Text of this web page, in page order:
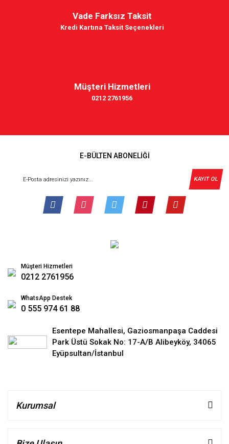
Vade Farksız Taksit
Kredi Kartına Taksit Seçenekleri
Müşteri Hizmetleri
0212 2761956
E-BÜLTEN ABONELİĞİ
KAYIT OL
Müşteri Hizmetleri
0212 2761956
WhatsApp Destek
0 555 974 61 88
Esentepe Mahallesi, Gaziosmanpaşa Caddesi
Park Üstü Sokak No: 17-A/B Alibeyköy, 34065
Eyüpsultan/İstanbul
Kurumsal